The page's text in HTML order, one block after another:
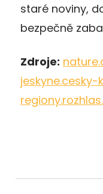
staré noviny,
bezpečně
Zdroje:
jeskyne.cesky-